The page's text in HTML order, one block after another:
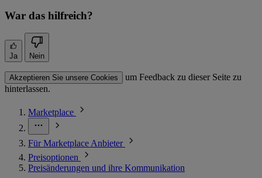
War das hilfreich?
Ja Nein
Akzeptieren Sie unsere Cookies
um Feedback zu dieser Seite zu
hinterlassen.
Marketplace
Für Marketplace Anbieter
Preisoptionen
Preisänderungen und ihre Kommunikation